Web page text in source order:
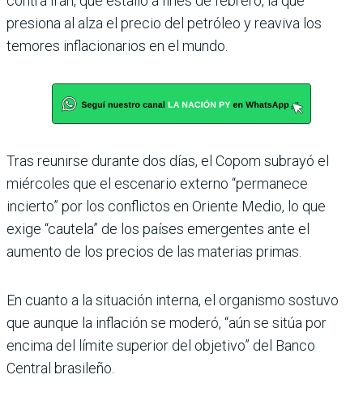
presiona al alza el precio del petróleo y reaviva los
temores inflacionarios en el mundo.
Tras reunirse durante dos días, el Copom subrayó el
miércoles que el escenario externo “permanece
incierto” por los conflictos en Oriente Medio, lo que
exige “cautela” de los países emergentes ante el
aumento de los precios de las materias primas.
En cuanto a la situación interna, el organismo sostuvo
que aunque la inflación se moderó, “aún se sitúa por
encima del límite superior del objetivo” del Banco
Central brasileño.